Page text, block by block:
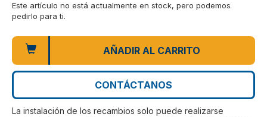
Este artículo no está actualmente en stock, pero podemos
pedirlo para ti.
AÑADIR AL CARRITO
CONTÁCTANOS
La instalación de los recambios solo puede realizarse